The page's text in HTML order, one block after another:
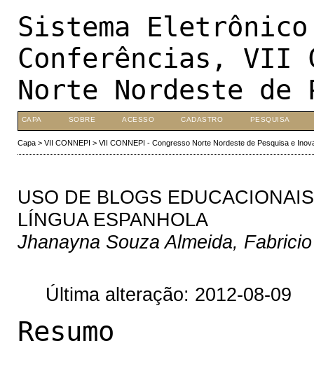
Sistema
Conferências, VII
Norte Nordeste de
CAPA SOBRE ACESSO CADASTRO PESQUISA
Capa> VII CONNEPI > VII CONNEPI - Congresso Norte Nordeste de Pesquisa e
USO DE BLOGS
LÍNGUA ESPANHOLA
Jhanayna Souza Almeida,
Última alteração: 2012-08-09
Resumo